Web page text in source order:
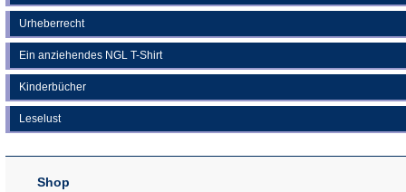
Urheberrecht
Ein anziehendes NGL T-Shirt
Kinderbücher
Leselust
Shop